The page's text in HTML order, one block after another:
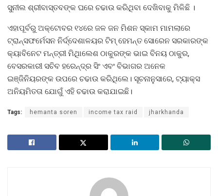
ସୁନୀଲ ଶ୍ରୀବାସ୍ତବଙ୍କ ଘରେ ଚଢାଉ କରିଥିବା ଦେଖିବାକୁ ମିଳିଛି ।
ଏହାପୂର୍ବରୁ ଅକ୍ଟୋବର ୧୪ରେ ଜଳ ଜନ ମିଶନ ସ୍କାମ ମାମଲାରେ
ଟ୍ରାନ୍ସଫର୍ମେସନ ନିର୍ଦ୍ଦେଶାଳୟର ଟିମ୍ ହେମନ୍ତ ସୋରେନ ସରକାରଙ୍କ
କ୍ୟାବିନେଟ ମନ୍ତ୍ରୀ ମିଥାିଲେଶ ଠାକୁରଙ୍କ ଭାଇ ବିନୟ ଠାକୁର,
ବେସରକାରୀ ସଚିବ ହରେନ୍ଦ୍ର ସିଂ ଏବଂ ବିଭାଗର ଅନେକ
ଇଞ୍ଜିନିୟରଙ୍କ ଉପରେ ଚଢାଉ କରିଥିଲେ। ସୂଚନାନୁସାରେ, ଟ୍ୟାକ୍ସ
ଅନିୟମିତତା ଯୋଗୁଁ ଏହି ଚଢାଉ କରାଯାଇଛି।
Tags: hemanta soren income tax raid jharkhanda